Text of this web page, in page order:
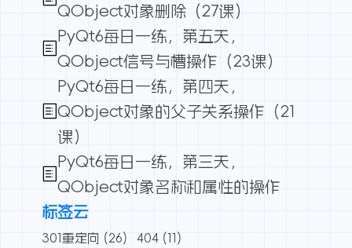
QObject对象删除（27课）
PyQt6每日一练，第五天，
QObject信号与槽操作（23课）
PyQt6每日一练，第四天，
QObject对象的父子关系操作（21
课）
PyQt6每日一练，第三天，
QObject对象名称和属性的操作
标签云
301重定向 (26) 404 (11)